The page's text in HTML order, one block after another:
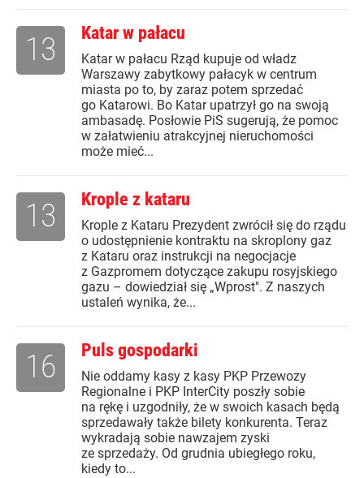
Katar w pałacu
Katar w pałacu Rząd kupuje od władz
Warszawy zabytkowy pałacyk w centrum
miasta po to, by zaraz potem sprzedać
go Katarowi. Bo Katar upatrzył go na swoją
ambasadę. Posłowie PiS sugerują, że pomoc
w załatwieniu atrakcyjnej nieruchomości
może mieć...
13
Krople z kataru
Krople z Kataru Prezydent zwrócił się do rządu
o udostępnienie kontraktu na skroplony gaz
z Kataru oraz instrukcji na negocjacje
z Gazpromem dotyczące zakupu rosyjskiego
gazu – dowiedział się „Wprost". Z naszych
ustaleń wynika, że...
13
Puls gospodarki
Nie oddamy kasy z kasy PKP Przewozy
Regionalne i PKP InterCity poszły sobie
na rękę i uzgodniły, że w swoich kasach będą
sprzedawały także bilety konkurenta. Teraz
wykradają sobie nawzajem zyski
ze sprzedaży. Od grudnia ubiegłego roku,
kiedy to...
16